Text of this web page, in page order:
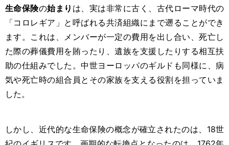
生命保険の始まり は、実は非常に古く、古代ローマ時代の
「コロレギア」と呼ばれる共済組織にまで遡ることができ
ます。これは、メンバーが一定の費用を出し合い、死亡し
た際の葬儀費用を賄ったり、遺族を支援したりする相互扶
助の仕組みでした。中世ヨーロッパのギルドも同様に、病
気や死亡時の組合員とその家族を支える役割を担っていま
した。
しかし、近代的な生命保険の概念が確立されたのは、18世